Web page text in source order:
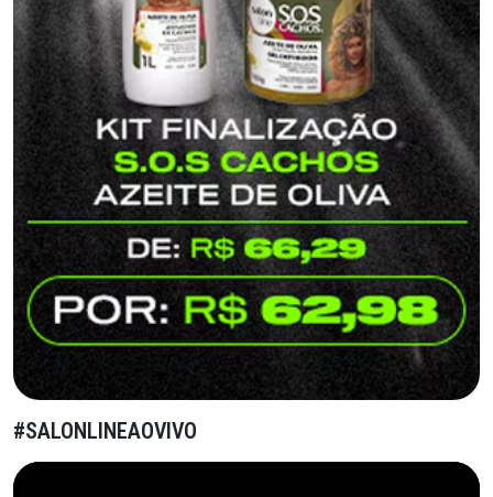
#SALONLINEAOVIVO